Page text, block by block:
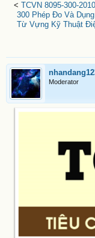
< TCVN 8095-300-
300 Phép Đo Và
Từ Vựng Kỹ Thuật
Moderator